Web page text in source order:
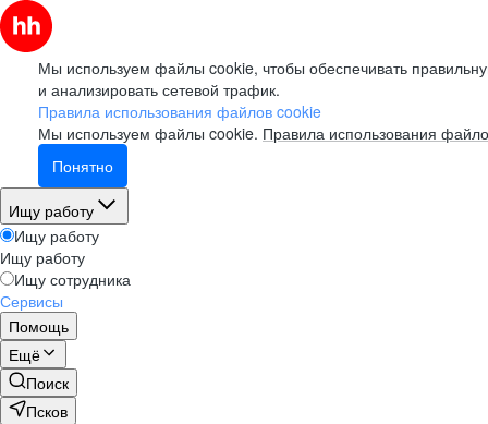
Мы используем файлы cookie, чтобы обеспечивать
и анализировать сетевой трафик.
Правила использования файлов cookie
Мы используем файлы cookie. Правила использования
Понятно
Ищу работу
Ищу работу
Ищу работу
Ищу сотрудника
Сервисы
Помощь
Ещё
Поиск
Псков